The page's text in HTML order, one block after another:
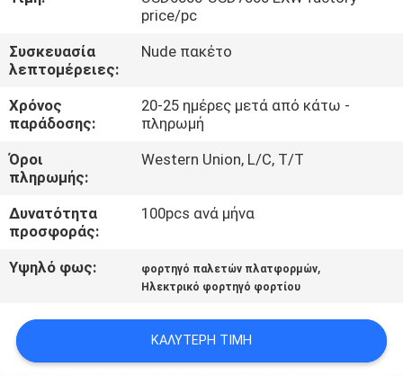
ΕΠΑΦΉ
ΝΈΑ
SITEMAP
ΠΟΛΙΤΙΚΉ
ΑΠΟΡΡΉΤΟΥ
price/pc
Συσκευασία
λεπτομέρειες:
Nude πακέτο
Χρόνος
παράδοσης:
20-25 ημέρες μετά από κάτω -
πληρωμή
Όροι
πληρωμής:
Western Union, L/C, T/T
Δυνατότητα
προσφοράς:
100pcs ανά μήνα
Υψηλό φως: φορτηγό παλετών πλατφορμών,
Ηλεκτρικό φορτηγό φορτίου
ΚΑΛΎΤΕΡΗ ΤΙΜΉ